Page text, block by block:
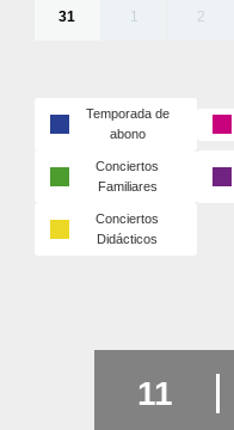
31 1 2
Temporada de
abono
Conciertos
Familiares
Conciertos
Didácticos
11